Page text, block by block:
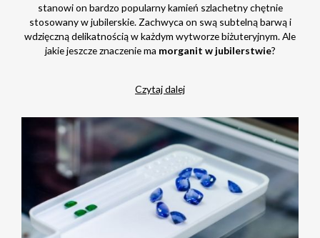
stanowi on bardzo popularny kamień szlachetny chętnie
stosowany w jubilerskie. Zachwyca on swą subtelną barwą i
wdzięczną delikatnością w każdym wytworze biżuteryjnym. Ale
jakie jeszcze znaczenie ma morganit w jubilerstwie?
Czytaj dalej